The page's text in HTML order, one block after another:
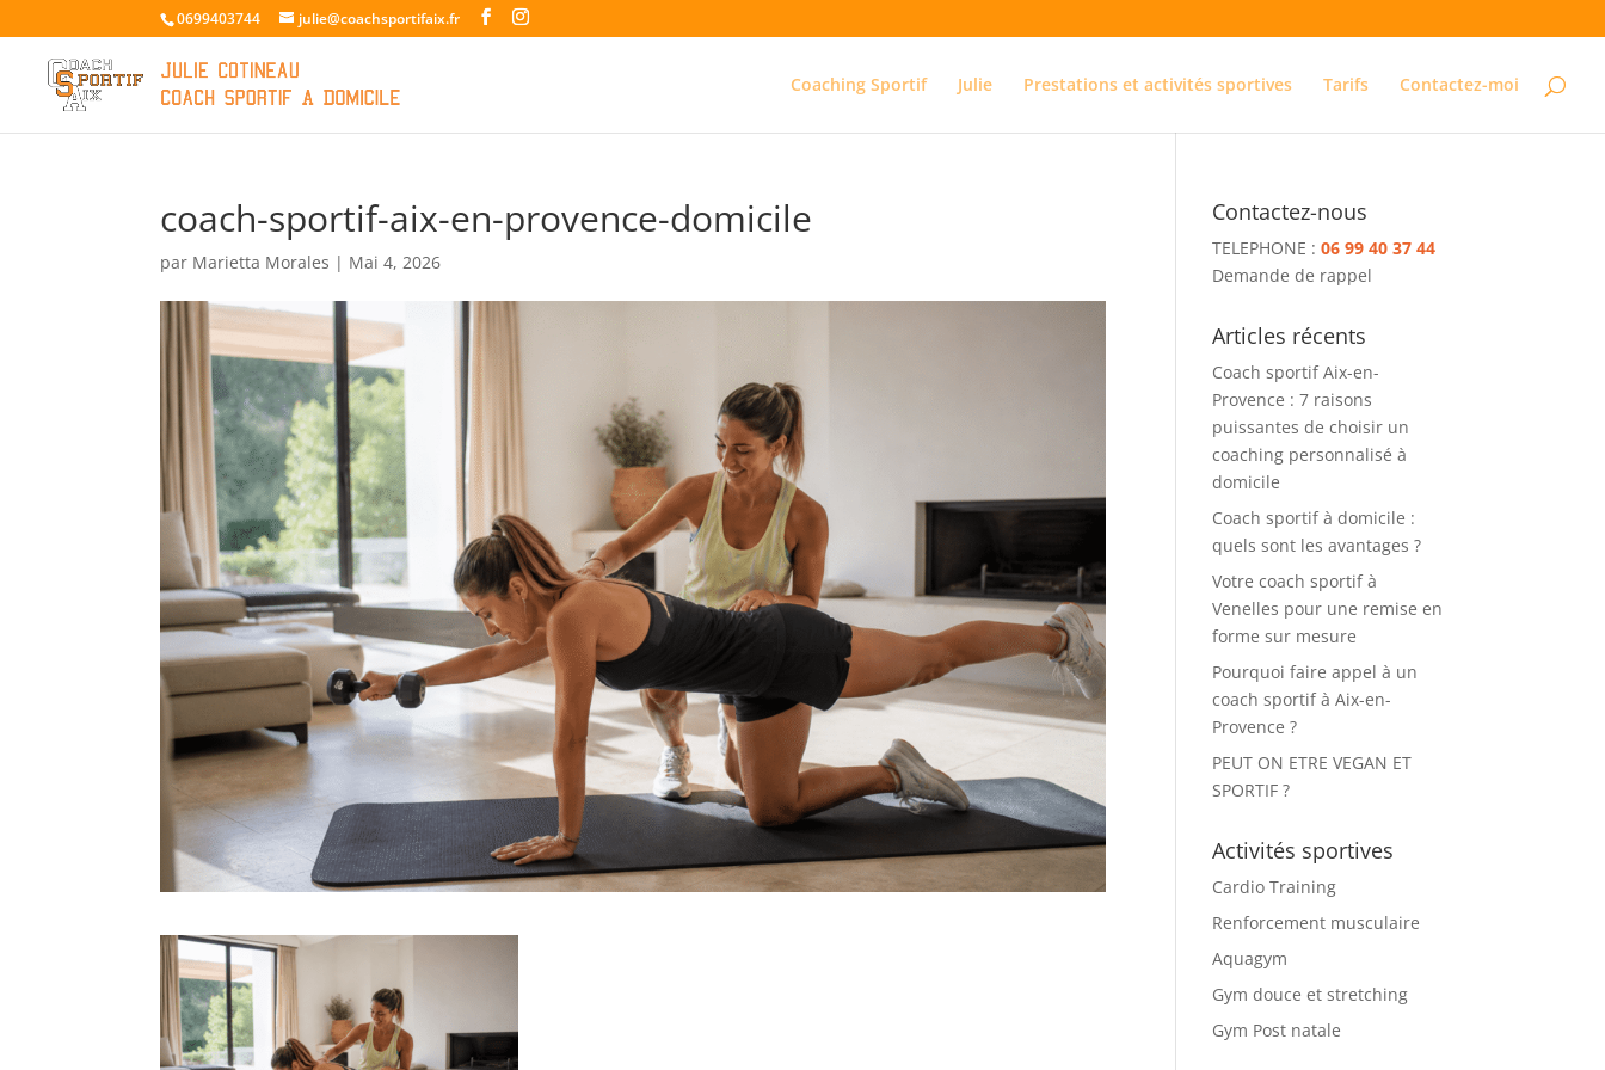
0699403744 julie@coachsportifaix.fr
Coaching Sportif Julie Prestations et activités sportives Tarifs Contactez-moi
coach-sportif-aix-en-provence-domicile
par Marietta Morales | Mai 4, 2026
Contactez-nous
TELEPHONE : 06 99 40 37 44
Demande de rappel
Articles récents
Coach sportif Aix-en-
Provence : 7 raisons
puissantes de choisir un
coaching personnalisé à
domicile
Coach sportif à domicile :
quels sont les avantages ?
Votre coach sportif à
Venelles pour une remise en
forme sur mesure
Pourquoi faire appel à un
coach sportif à Aix-en-
Provence ?
PEUT ON ETRE VEGAN ET
SPORTIF ?
Activités sportives
Cardio Training
Renforcement musculaire
Aquagym
Gym douce et stretching
Gym Post natale